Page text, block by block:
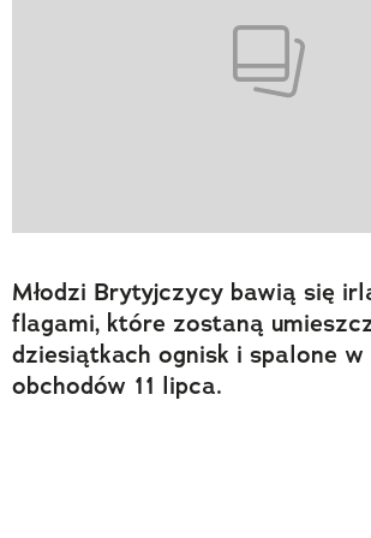
Młodzi Brytyjczycy bawią się
flagami, które zostaną
dziesiątkach ognisk i spalone
obchodów 11 lipca.